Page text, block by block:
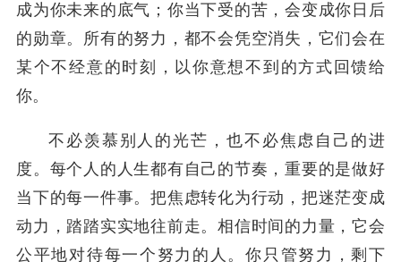
成为你未来的底气；你当下受的苦，会变成你日后
的勋章。所有的努力，都不会凭空消失，它们会在
某个不经意的时刻，以你意想不到的方式回馈给
你。
不必羡慕别人的光芒，也不必焦虑自己的进
度。每个人的人生都有自己的节奏，重要的是做好
当下的每一件事。把焦虑转化为行动，把迷茫变成
动力，踏踏实实地往前走。相信时间的力量，它会
公平地对待每一个努力的人。你只管努力，剩下